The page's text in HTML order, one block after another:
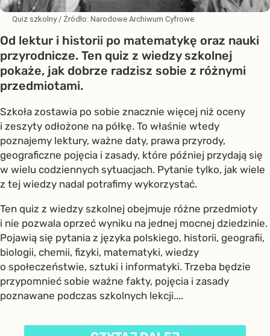
Quiz szkolny / Źródło: Narodowe Archiwum Cyfrowe
Od lektur i historii po matematykę oraz nauki
przyrodnicze. Ten quiz z wiedzy szkolnej
pokaże, jak dobrze radzisz sobie z różnymi
przedmiotami.
Szkoła zostawia po sobie znacznie więcej niż oceny
i zeszyty odłożone na półkę. To właśnie wtedy
poznajemy lektury, ważne daty, prawa przyrody,
geograficzne pojęcia i zasady, które później przydają się
w wielu codziennych sytuacjach. Pytanie tylko, jak wiele
z tej wiedzy nadal potrafimy wykorzystać.
Ten quiz z wiedzy szkolnej obejmuje różne przedmioty
i nie pozwala oprzeć wyniku na jednej mocnej dziedzinie.
Pojawią się pytania z języka polskiego, historii, geografii,
biologii, chemii, fizyki, matematyki, wiedzy
o społeczeństwie, sztuki i informatyki. Trzeba będzie
przypomnieć sobie ważne fakty, pojęcia i zasady
poznawane podczas szkolnych lekcji....